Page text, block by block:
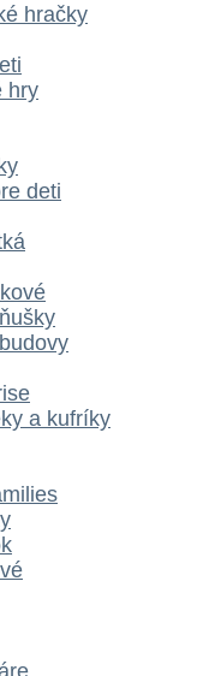
hračky
hry
deti
a kufríky